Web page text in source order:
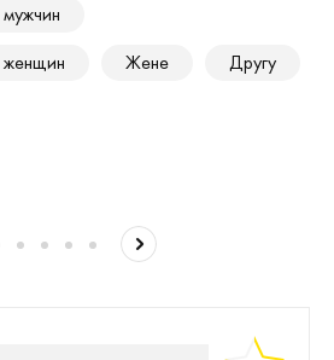
Жене
Другу